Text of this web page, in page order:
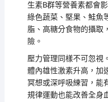
生素B群等營養素都會
綠色蔬菜、堅果、鮭魚
脂、高糖分食物的攝取
險。
壓力管理同樣不可忽視
體內雄性激素升高，加
冥想或深呼吸練習，能
規律運動也能改善全身